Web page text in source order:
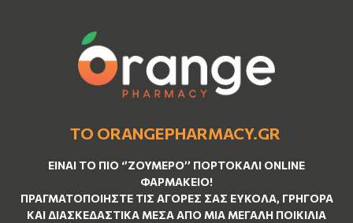
ΤΟ ORANGEPHARMACY.GR
ΕΊΝΑΙ ΤO ΠΙΟ ‘’ΖΟΥΜΕΡΌ’’ ΠΟΡΤΟΚΑΛΊ ΟNLINE
ΦΑΡΜΑΚΕΊΟ!
ΠΡΑΓΜΑΤΟΠΟΙΉΣΤΕ ΤΙΣ ΑΓΟΡΈΣ ΣΑΣ ΕΎΚΟΛΑ, ΓΡΉΓΟΡΑ
ΚΑΙ ΔΙΑΣΚΕΔΑΣΤΙΚΆ ΜΈΣΑ ΑΠΌ ΜΙΑ ΜΕΓΆΛΗ ΠΟΙΚΙΛΊΑ